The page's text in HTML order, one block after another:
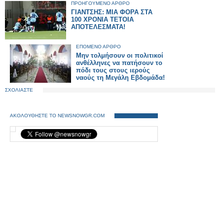
ΠΡΟΗΓΟΥΜΕΝΟ ΑΡΘΡΟ
ΓΙΑΝΤΣΗΣ: ΜΙΑ ΦΟΡΑ ΣΤΑ
100 ΧΡΟΝΙΑ ΤΕΤΟΙΑ
ΑΠΟΤΕΛΕΣΜΑΤΑ!
ΕΠΟΜΕΝΟ ΑΡΘΡΟ
Μην τολμήσουν οι πολιτικοί
ανθέλληνες να πατήσουν το
πόδι τους στους ιερούς
ναούς τη Μεγάλη Εβδομάδα!
ΣΧΟΛΙΑΣΤΕ
ΑΚΟΛΟΥΘΗΣΤΕ ΤΟ NEWSNOWGR.COM